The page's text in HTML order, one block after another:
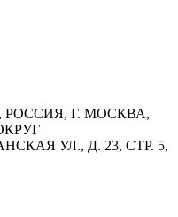
РОССИЯ, Г. МОСКВА,
УЛ., Д. 23, СТР. 5,